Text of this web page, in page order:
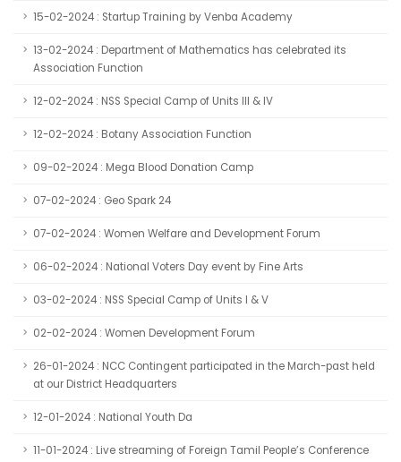
15-02-2024 : Startup Training by Venba Academy
13-02-2024 : Department of Mathematics has celebrated its
Association Function
12-02-2024 : NSS Special Camp of Units III & IV
12-02-2024 : Botany Association Function
09-02-2024 : Mega Blood Donation Camp
07-02-2024 : Geo Spark 24
07-02-2024 : Women Welfare and Development Forum
06-02-2024 : National Voters Day event by Fine Arts
03-02-2024 : NSS Special Camp of Units I & V
02-02-2024 : Women Development Forum
26-01-2024 : NCC Contingent participated in the March-past held
at our District Headquarters
12-01-2024 : National Youth Da
11-01-2024 : Live streaming of Foreign Tamil People’s Conference